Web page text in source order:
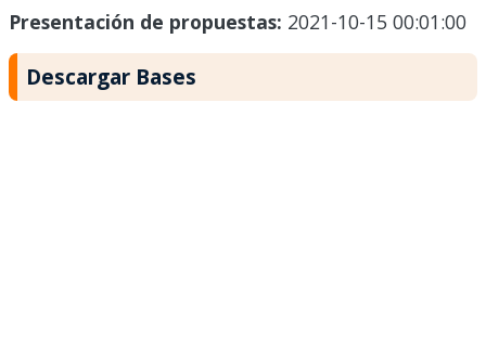
Presentación de propuestas: 2021-10-15 00:01:00
Descargar Bases